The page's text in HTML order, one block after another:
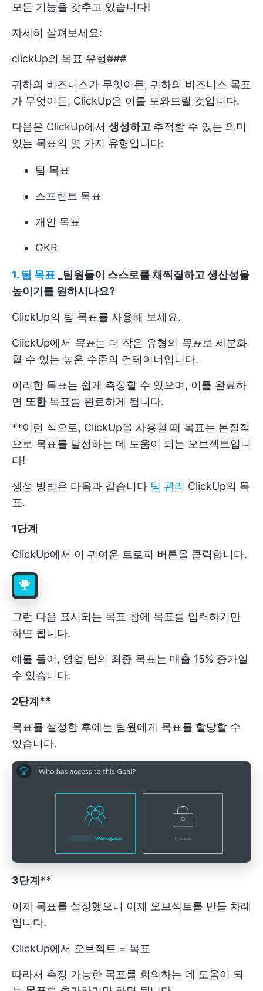
모든 기능을 갖추고 있습니다!
자세히 살펴보세요:
clickUp의 목표 유형###
귀하의 비즈니스가 무엇이든, 귀하의 비즈니스 목표
가 무엇이든, ClickUp은 이를 도와드릴 것입니다.
다음은 ClickUp에서 생성하고 추적할 수 있는 의미
있는 목표의 몇 가지 유형입니다:
팀 목표
스프린트 목표
개인 목표
OKR
1. 팀 목표 _팀원들이 스스로를 채찍질하고 생산성을
높이기를 원하시나요?
ClickUp의 팀 목표를 사용해 보세요.
ClickUp에서 목표는 더 작은 유형의 목표로 세분화
할 수 있는 높은 수준의 컨테이너입니다.
이러한 목표는 쉽게 측정할 수 있으며, 이를 완료하
면 또한목표를 완료하게 됩니다.
**이런 식으로, ClickUp을 사용할 때 목표는 본질적
으로 목표를 달성하는 데 도움이 되는 오브젝트입니
다!
생성 방법은 다음과 같습니다 팀 관리 ClickUp의 목
표.
1단계
ClickUp에서 이 귀여운 트로피 버튼을 클릭합니다.
그런 다음 표시되는 목표 창에 목표를 입력하기만
하면 됩니다.
예를 들어, 영업 팀의 최종 목표는 매출 15% 증가일
수 있습니다:
2단계**
목표를 설정한 후에는 팀원에게 목표를 할당할 수
있습니다.
3단계**
이제 목표를 설정했으니 이제 오브젝트를 만들 차례
입니다.
ClickUp에서 오브젝트 = 목표
따라서 측정 가능한 목표를 회의하는 데 도움이 되